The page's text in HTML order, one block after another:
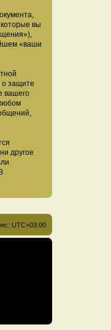
вы
«ваши
защите
вашего
другое
UTC+03:00